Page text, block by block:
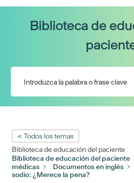
Biblioteca de
< Todos los temas
Biblioteca de educación del paciente
Biblioteca de educación del paciente
médicas
Documentos en inglés
sodio: ¿Merece la pena?